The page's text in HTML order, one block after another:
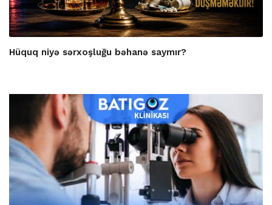
Hüquq niyə sərxoşluğu bəhanə saymır?